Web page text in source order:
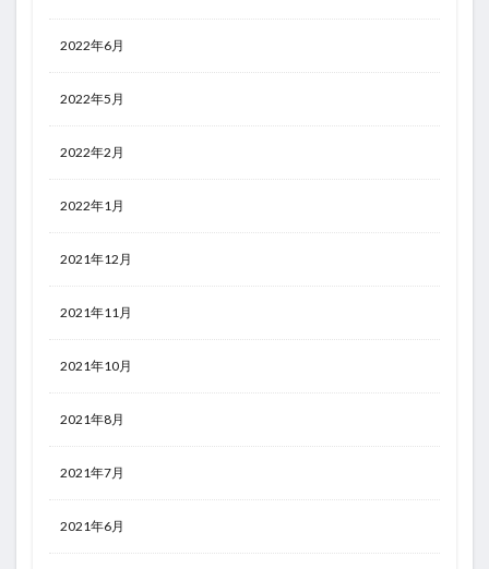
2022年6月
2022年5月
2022年2月
2022年1月
2021年12月
2021年11月
2021年10月
2021年8月
2021年7月
2021年6月